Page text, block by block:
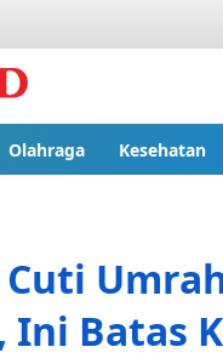
Olahraga Kesehatan
Ini Batas